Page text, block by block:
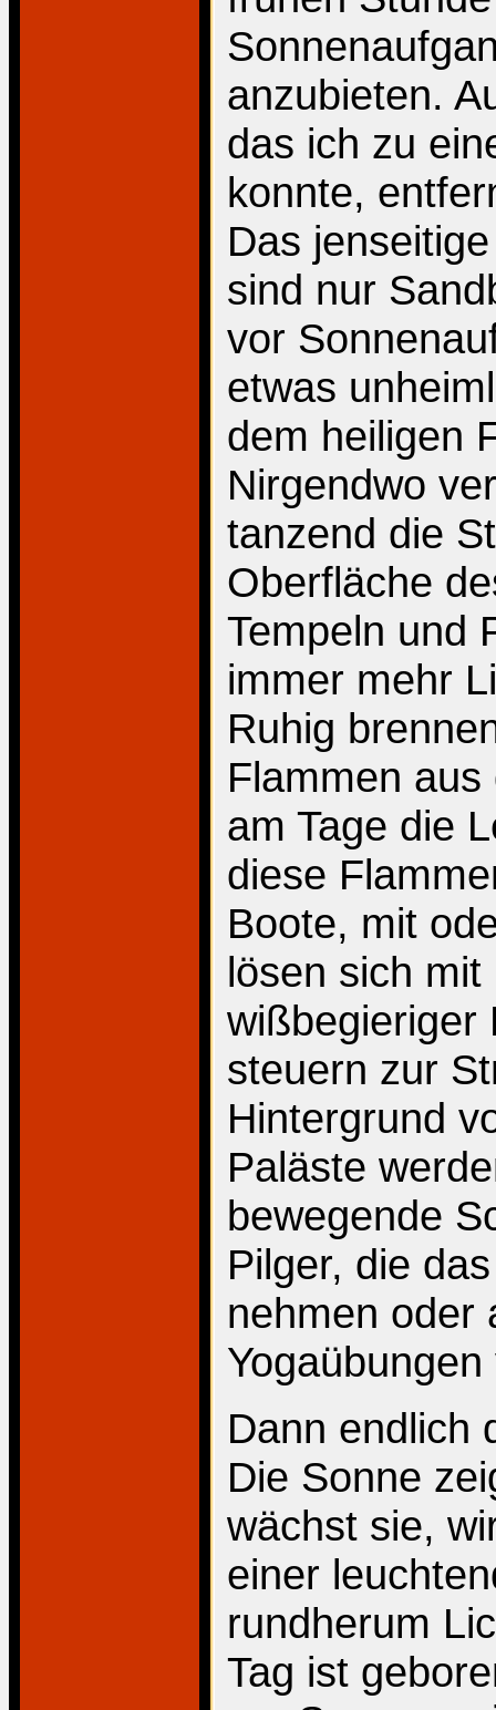
anzubieten.
das ich zu
konnte,
Das
sind nur
vor
etwas
dem heiligen
Nirgendwo
tanzend die
Oberfläche
Tempeln und
immer mehr
Ruhig
Flammen
am Tage die
diese
Boote, mit
lösen sich
wißbegieriger
steuern zur
Hintergrund
Paläste
bewegende
Pilger, die
nehmen oder
Dann endlich
Die Sonne
wächst sie,
einer
rundherum
Tag ist